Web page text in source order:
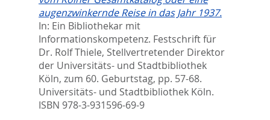
augenzwinkernde Reise in das Jahr 1937.
In: Ein Bibliothekar mit
Informationskompetenz. Festschrift für
Dr. Rolf Thiele, Stellvertretender Direktor
der Universitäts- und Stadtbibliothek
Köln, zum 60. Geburtstag, pp. 57-68.
Universitäts- und Stadtbibliothek Köln.
ISBN 978-3-931596-69-9